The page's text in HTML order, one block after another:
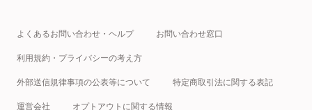
よくあるお問い合わせ・ヘルプ お問い合わせ窓口
利用規約・プライバシーの考え方
外部送信規律事項の公表等について 特定商取引法に関する表記
運営会社 オプトアウトに関する情報